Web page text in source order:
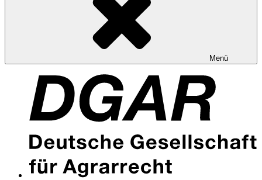
Menü